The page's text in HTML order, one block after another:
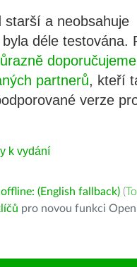
starší a neobsahuje
déle testována.
doporučujeme
partnerů, kteří
verze
k vydání
(English fallback) (
pro novou funkci